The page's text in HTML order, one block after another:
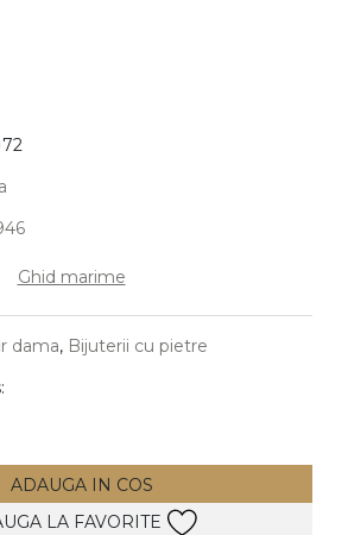
Vezi toate
Ghid marime
dama, Bijuterii cu pietre
ADAUGA IN COS
LA FAVORITE